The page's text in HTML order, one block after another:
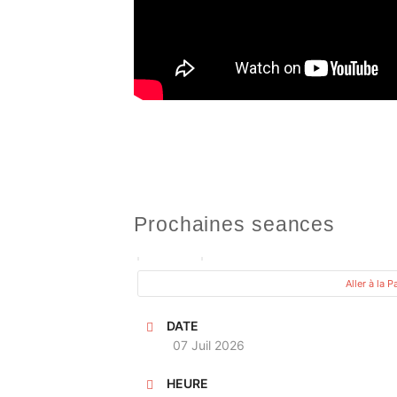
Prochaines seances
Aller à la
DATE
07 Juil 2026
HEURE